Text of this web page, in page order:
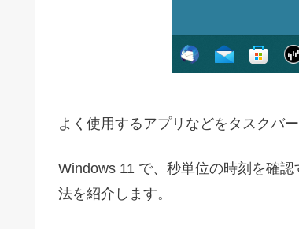
よく使用するアプリなどをタスクバ
Windows 11 で、秒単位の時刻を確
法を紹介します。